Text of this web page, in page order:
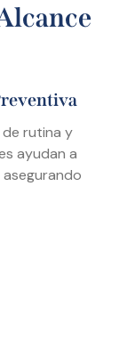
rutina y
ayudan a